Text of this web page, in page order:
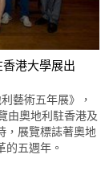
港大學展出
藝術五年展》，
由奧地利駐香港及
，展覽標誌著奧地
五週年。